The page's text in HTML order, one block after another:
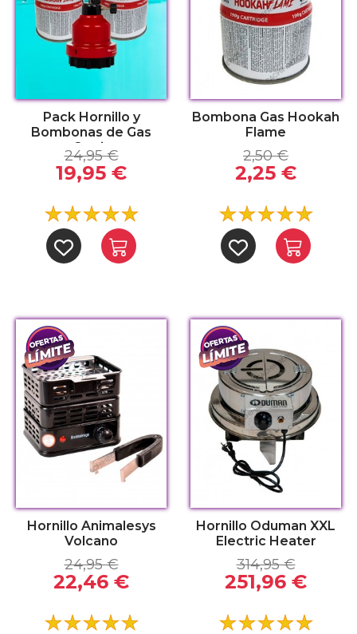
Pack Hornillo y
Bombonas de Gas
Gratis
24,95 €
19,95 €
Bombona Gas Hookah
Flame
2,50 €
2,25 €
Hornillo Animalesys
Volcano
24,95 €
22,46 €
Hornillo Oduman XXL
Electric Heater
314,95 €
251,96 €